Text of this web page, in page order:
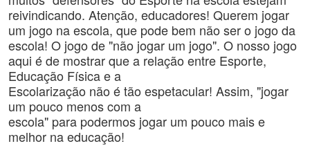
reivindicando. Atenção, educadores! Querem jogar
um jogo na escola, que pode bem não ser o jogo da
escola! O jogo de "não jogar um jogo". O nosso jogo
aqui é de mostrar que a relação entre Esporte,
Educação Física e a
Escolarização não é tão espetacular! Assim, "jogar
um pouco menos com a
escola" para podermos jogar um pouco mais e
melhor na educação!